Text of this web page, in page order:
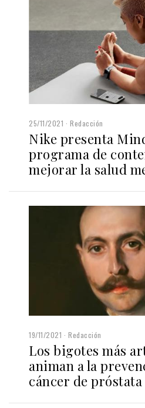
25/11/2021 Redacción
Nike presenta
programa de
mejorar la salud
19/11/2021 Redacción
Los bigotes más
animan a la
cáncer de próstata